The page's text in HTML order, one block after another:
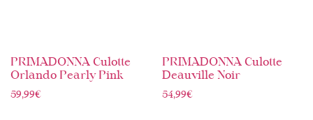
PRIMADONNA Culotte
Orlando Pearly Pink
59,99€
PRIMADONNA Culotte
Deauville Noir
54,99€